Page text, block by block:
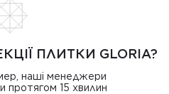
ПЛИТКИ GLORIA?
наші менеджери
протягом 15 хвилин